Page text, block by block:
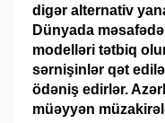
digər alternativ
Dünyada
modelləri tətbiq
sərnişinlər qət
ödəniş edirlər.
müəyyən